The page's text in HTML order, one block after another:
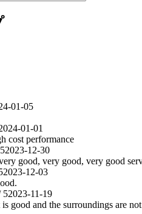
01-05
01-01
cost performance
2023-12-30
good, very good, very good
2023-12-03
52023-11-19
good and the surroundings are